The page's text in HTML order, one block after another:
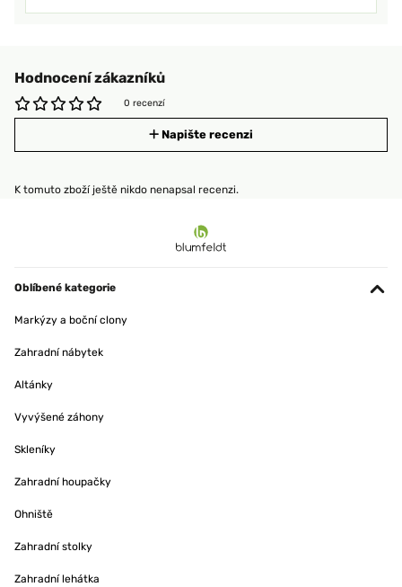
Hodnocení zákazníků
0 recenzí
Napište recenzi
K tomuto zboží ještě nikdo nenapsal recenzi.
Oblíbené kategorie
Markýzy a boční clony
Zahradní nábytek
Altánky
Vyvýšené záhony
Skleníky
Zahradní houpačky
Ohniště
Zahradní stolky
Zahradní lehátka